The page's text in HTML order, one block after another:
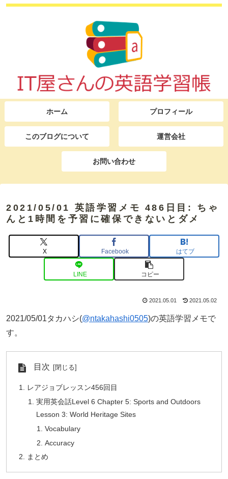
ホーム プロフィール
このブログについて 運営会社
お問い合わせ
2021/05/01 英語学習メモ 486日目: ちゃ
んと1時間を予習に確保できないとダメ
X Facebook はてブ
LINE コピー
2021.05.01 2021.05.02
2021/05/01タカハシ(@ntakahashi0505)の英語学習メモで
す。
目次
レアジョブレッスン456回目
実用英会話Level 6 Chapter 5: Sports and Outdoors
Lesson 3: World Heritage Sites
Vocabulary
Accuracy
まとめ